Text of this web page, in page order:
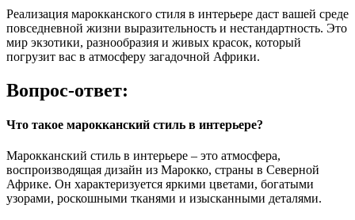
Реализация марокканского стиля в интерьере даст вашей среде
повседневной жизни выразительность и нестандартность. Это
мир экзотики, разнообразия и живых красок, который
погрузит вас в атмосферу загадочной Африки.
Вопрос-ответ:
Что такое марокканский стиль в интерьере?
Марокканский стиль в интерьере – это атмосфера,
воспроизводящая дизайн из Марокко, страны в Северной
Африке. Он характеризуется яркими цветами, богатыми
узорами, роскошными тканями и изысканными деталями.